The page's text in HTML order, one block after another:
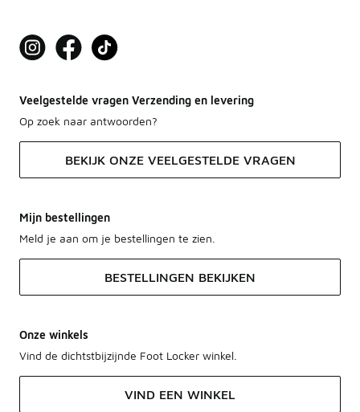
Veelgestelde vragen Verzending en levering
Op zoek naar antwoorden?
BEKIJK ONZE VEELGESTELDE VRAGEN
Mijn bestellingen
Meld je aan om je bestellingen te zien.
BESTELLINGEN BEKIJKEN
Onze winkels
Vind de dichtstbijzijnde Foot Locker winkel.
VIND EEN WINKEL